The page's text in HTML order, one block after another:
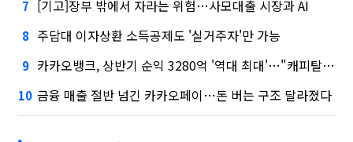
7 [기고]장부 밖에서 자라는 위험…사모대출 시장과 AI
8 주담대 이자상환 소득공제도 '실거주자'만 가능
9 카카오뱅크, 상반기 순익 3280억 '역대 최대'…"캐피탈, 자산 1조원 이상"
10 금융 매출 절반 넘긴 카카오페이…돈 버는 구조 달라졌다